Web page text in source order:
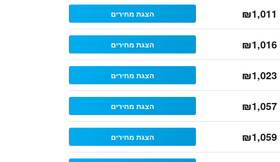
₪1,011 הצגת מחירים
₪1,016 הצגת מחירים
₪1,023 הצגת מחירים
₪1,057 הצגת מחירים
₪1,059 הצגת מחירים